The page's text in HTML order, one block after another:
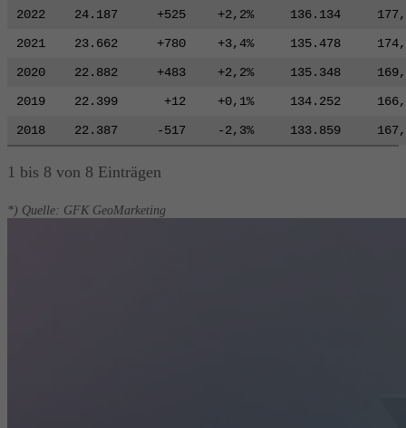
2022
24.187 +525 +2,2% 136.134
2021
23.662 +780 +3,4% 135.478
2020
22.882 +483 +2,2% 135.348
2019
22.399 +12 +0,1% 134.252
2018
22.387 -517 -2,3% 133.859
1 bis 8 von 8 Einträgen
*) Quelle: GFK GeoMarketing